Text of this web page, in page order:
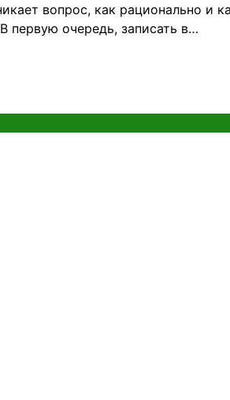
вопрос, как рационально и
первую очередь, записать в…